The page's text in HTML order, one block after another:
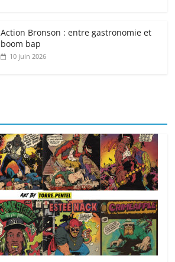
Action Bronson : entre gastronomie et
boom bap
10 juin 2026